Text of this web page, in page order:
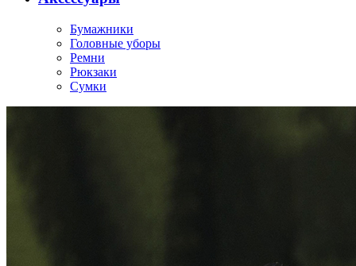
Бумажники
Головные уборы
Ремни
Рюкзаки
Сумки